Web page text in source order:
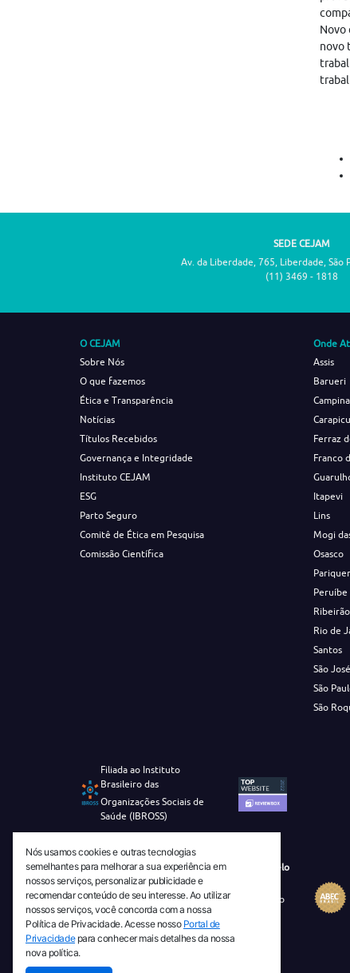
Novo
novo
SEDE CEJAM
Av. da Liberdade, 765, Liberdade, São
(11) 3469 - 1818
O CEJAM
Sobre Nós
O que fazemos
Ética e Transparência
Notícias
Títulos Recebidos
Governança e Integridade
Instituto CEJAM
ESG
Parto Seguro
Comitê de Ética em Pesquisa
Comissão Científica
Onde
Assis
Barueri
Ferraz
Franco
Itapevi
Lins
Mogi
Osasco
Peruíbe
Rio de
Santos
São
São
São
Filiada ao Instituto
Brasileiro das
Organizações Sociais de
Saúde (IBROSS)
Revista Tecnico-Cientifica CEJAM Selo
Diamante de Ciência Aberta
Diretório Migulim Instituto Brasileiro
de Informação em Ciência e
Tecnologia - IBICT
Nós usamos cookies e outras tecnologias
semelhantes para melhorar a sua experiência em
nossos serviços, personalizar publicidade e
recomendar conteúdo de seu interesse. Ao utilizar
nossos serviços, você concorda com a nossa
Política de Privacidade. Acesse nosso Portal de
Privacidadepara conhecer mais detalhes da nossa
nova política.